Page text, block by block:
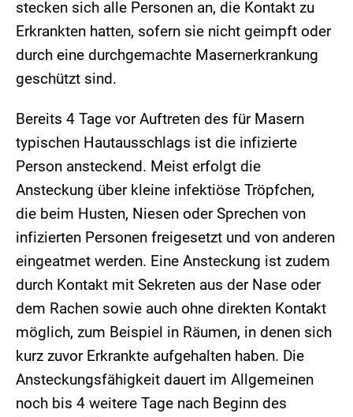
stecken sich alle Personen an, die Kontakt zu
Erkrankten hatten, sofern sie nicht geimpft oder
durch eine durchgemachte Masernerkrankung
geschützt sind.
Bereits 4 Tage vor Auftreten des für Masern
typischen Hautausschlags ist die infizierte
Person ansteckend. Meist erfolgt die
Ansteckung über kleine infektiöse Tröpfchen,
die beim Husten, Niesen oder Sprechen von
infizierten Personen freigesetzt und von anderen
eingeatmet werden. Eine Ansteckung ist zudem
durch Kontakt mit Sekreten aus der Nase oder
dem Rachen sowie auch ohne direkten Kontakt
möglich, zum Beispiel in Räumen, in denen sich
kurz zuvor Erkrankte aufgehalten haben. Die
Ansteckungsfähigkeit dauert im Allgemeinen
noch bis 4 weitere Tage nach Beginn des